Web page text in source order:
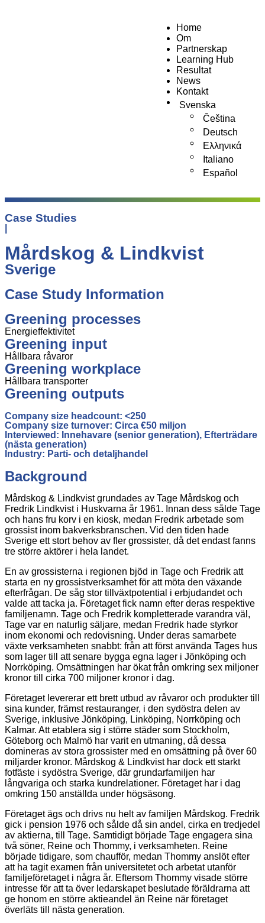
Home
Om
Partnerskap
Learning Hub
Resultat
News
Kontakt
Svenska
Čeština
Deutsch
Ελληνικά
Italiano
Español
Case Studies
Mårdskog & Lindkvist
Sverige
Case Study Information
Greening processes
Energieffektivitet
Greening input
Hållbara råvaror
Greening workplace
Hållbara transporter
Greening outputs
Company size headcount: <250
Company size turnover: Circa €50 miljon
Interviewed: Innehavare (senior generation), Efterträdare
(nästa generation)
Industry: Parti- och detaljhandel
Background
Mårdskog & Lindkvist grundades av Tage Mårdskog och
Fredrik Lindkvist i Huskvarna år 1961. Innan dess sålde Tage
och hans fru korv i en kiosk, medan Fredrik arbetade som
grossist inom bakverksbranschen. Vid den tiden hade
Sverige ett stort behov av fler grossister, då det endast fanns
tre större aktörer i hela landet.
En av grossisterna i regionen bjöd in Tage och Fredrik att
starta en ny grossistverksamhet för att möta den växande
efterfrågan. De såg stor tillväxtpotential i erbjudandet och
valde att tacka ja. Företaget fick namn efter deras respektive
familjenamn. Tage och Fredrik kompletterade varandra väl,
Tage var en naturlig säljare, medan Fredrik hade styrkor
inom ekonomi och redovisning. Under deras samarbete
växte verksamheten snabbt: från att först använda Tages hus
som lager till att senare bygga egna lager i Jönköping och
Norrköping. Omsättningen har ökat från omkring sex miljoner
kronor till cirka 700 miljoner kronor i dag.
Företaget levererar ett brett utbud av råvaror och produkter till
sina kunder, främst restauranger, i den sydöstra delen av
Sverige, inklusive Jönköping, Linköping, Norrköping och
Kalmar. Att etablera sig i större städer som Stockholm,
Göteborg och Malmö har varit en utmaning, då dessa
domineras av stora grossister med en omsättning på över 60
miljarder kronor. Mårdskog & Lindkvist har dock ett starkt
fotfäste i sydöstra Sverige, där grundarfamiljen har
långvariga och starka kundrelationer. Företaget har i dag
omkring 150 anställda under högsäsong.
Företaget ägs och drivs nu helt av familjen Mårdskog. Fredrik
gick i pension 1976 och sålde då sin andel, cirka en tredjedel
av aktierna, till Tage. Samtidigt började Tage engagera sina
två söner, Reine och Thommy, i verksamheten. Reine
började tidigare, som chaufför, medan Thommy anslöt efter
att ha tagit examen från universitetet och arbetat utanför
familjeföretaget i några år. Eftersom Thommy visade större
intresse för att ta över ledarskapet beslutade föräldrarna att
ge honom en större aktieandel än Reine när företaget
överläts till nästa generation.